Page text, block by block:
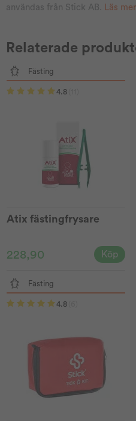
användas från Stick AB.
Läs mer
Relaterade
Fästing
4.8
Atix fästingfrysare
228,90 Köp
Fästing
4.8